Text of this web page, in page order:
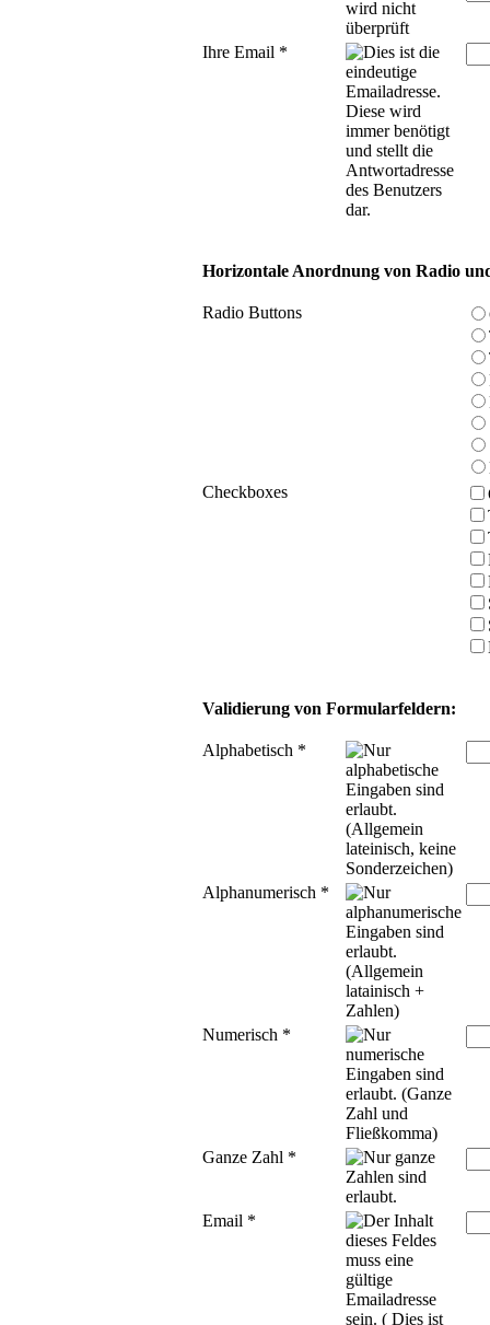
Ihre Email *
Horizontale Anordnung von Radio
Radio Buttons
Checkboxes
Validierung von Formularfeldern:
Alphabetisch *
Alphanumerisch *
Numerisch *
Ganze Zahl *
Email *